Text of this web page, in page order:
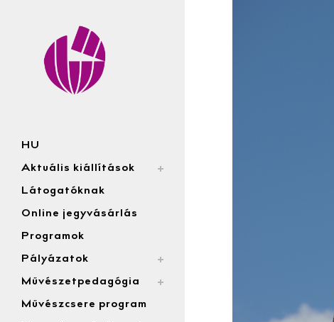
HU
Aktuális kiállítások
Látogatóknak
Online jegyvásárlás
Programok
Pályázatok
Művészetpedagógia
Művészcsere program